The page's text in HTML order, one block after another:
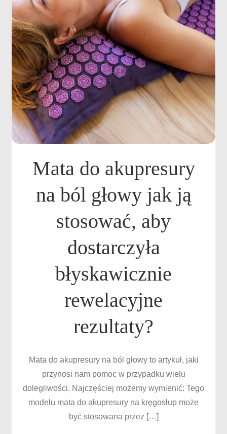
Mata do akupresury
na ból głowy jak ją
stosować, aby
dostarczyła
błyskawicznie
rewelacyjne
rezultaty?
Mata do akupresury na ból głowy to artykuł, jaki
przynosi nam pomoc w przypadku wielu
dolegliwości. Najczęściej możemy wymienić: Tego
modelu mata do akupresury na kręgosłup może
być stosowana przez […]